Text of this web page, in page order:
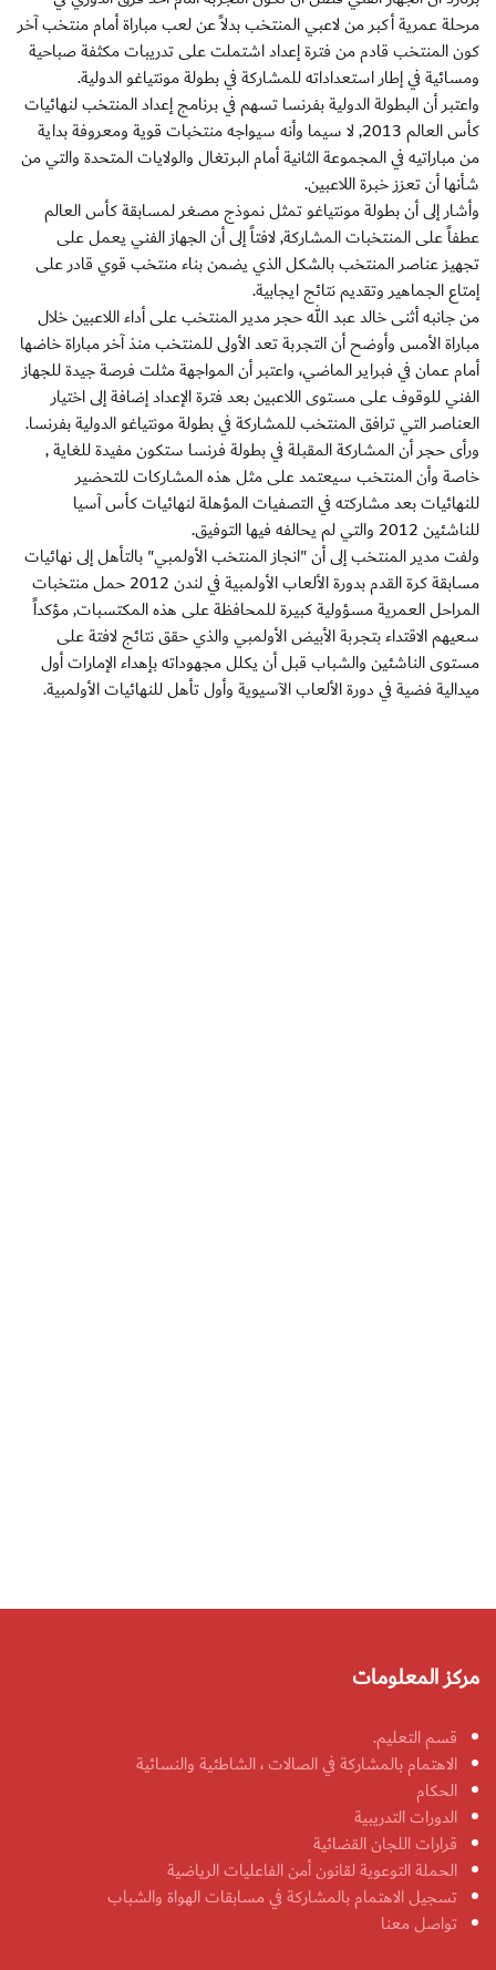
مرحلة عمرية أكبر من لاعبي المنتخب بدلاً عن لعب مباراة أمام منتخب آخر
كون المنتخب قادم من فترة إعداد اشتملت على تدريبات مكثفة صباحية
ومسائية في إطار استعداداته للمشاركة في بطولة مونتياغو الدولية.
واعتبر أن البطولة الدولية بفرنسا تسهم في برنامج إعداد المنتخب لنهائيات
كأس العالم 2013, لا سيما وأنه سيواجه منتخبات قوية ومعروفة بداية
من مباراتيه في المجموعة الثانية أمام البرتغال والولايات المتحدة والتي من
شأنها أن تعزز خبرة اللاعبين.
وأشار إلى أن بطولة مونتياغو تمثل نموذج مصغر لمسابقة كأس العالم
عطفاً على المنتخبات المشاركة, لافتاً إلى أن الجهاز الفني يعمل على
تجهيز عناصر المنتخب بالشكل الذي يضمن بناء منتخب قوي قادر على
إمتاع الجماهير وتقديم نتائج ايجابية.
من جانبه أثنى خالد عبد الله حجر مدير المنتخب على أداء اللاعبين خلال
مباراة الأمس وأوضح أن التجربة تعد الأولى للمنتخب منذ آخر مباراة خاضها
أمام عمان في فبراير الماضي، واعتبر أن المواجهة مثلت فرصة جيدة للجهاز
الفني للوقوف على مستوى اللاعبين بعد فترة الإعداد إضافة إلى اختيار
العناصر التي ترافق المنتخب للمشاركة في بطولة مونتياغو الدولية بفرنسا.
ورأى حجر أن المشاركة المقبلة في بطولة فرنسا ستكون مفيدة للغاية ,
خاصة وأن المنتخب سيعتمد على مثل هذه المشاركات للتحضير
للنهائيات بعد مشاركته في التصفيات المؤهلة لنهائيات كأس آسيا
للناشئين 2012 والتي لم يحالفه فيها التوفيق.
ولفت مدير المنتخب إلى أن "انجاز المنتخب الأولمبي" بالتأهل إلى نهائيات
مسابقة كرة القدم بدورة الألعاب الأولمبية في لندن 2012 حمل منتخبات
المراحل العمرية مسؤولية كبيرة للمحافظة على هذه المكتسبات, مؤكداً
سعيهم الاقتداء بتجربة الأبيض الأولمبي والذي حقق نتائج لافتة على
مستوى الناشئين والشباب قبل أن يكلل مجهوداته بإهداء الإمارات أول
ميدالية فضية في دورة الألعاب الآسيوية وأول تأهل للنهائيات الأولمبية.
مركز المعلومات
قسم التعليم.
الاهتمام بالمشاركة في الصالات ، الشاطئية والنسائية
الحكام
الدورات التدريبية
قرارات اللجان القضائية
الحملة التوعوية لقانون أمن الفاعليات الرياضية
تسجيل الاهتمام بالمشاركة في مسابقات الهواة والشباب
تواصل معنا